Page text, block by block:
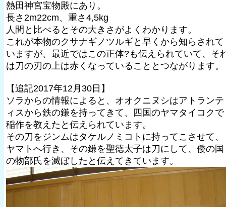
熱田神宮宝物殿にあり。
長さ2m22cm、重さ4,5kg
人間と比べるとその大きさがよくわかります。
これが本物のクサナギノツルギと早くから知らされて
いますが、最近ではこの正体?も伝えられていて、そ
は刀の刃の上は赤くなっていることとつながります。
【追記2017年12月30日】
ソラからの情報によると、オオクニヌシはアトランテ
ィスから鉄の鎌を持ってきて、四国のヤマタイコクで
稲作を教えたと伝えられています。
その刀をジンムはタケルノミコトに持ってこさせて、
ヤマトへ行き、その鎌を聖徳太子は刀にして、倭の国
の物部氏を滅ぼしたと伝えてきています。